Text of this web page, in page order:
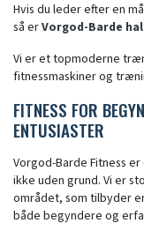
Hvis du leder efter en
så erVorgod-Barde
Vi er et topmoderne
fitnessmaskiner og
FITNESS FOR
ENTUSIASTER
Vorgod-Barde Fitness
ikke uden grund. Vi er
området, som tilbyder
både begyndere og